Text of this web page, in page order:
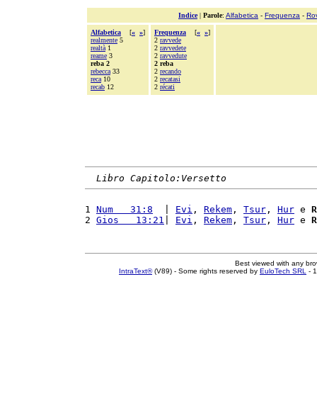
Indice| Parole: Alfabetica - Frequenza -
Alfabetica [« »]
realmente 5
realtà 1
reame 3
reba 2
rebecca 33
reca 10
recab 12
Frequenza [« »]
2 ravvede
2 ravvedete
2 ravvedute
2 reba
2 recando
2 recatasi
2 récati
Libro Capitolo:Versetto
1 Num   31:8 Evi , Rekem , Tsur , Hur e
2 Gios   13:21 Evi , Rekem , Tsur , Hur e
Best viewed with any
IntraText®(V89) - Some rights reserved by EuloTech SRL -